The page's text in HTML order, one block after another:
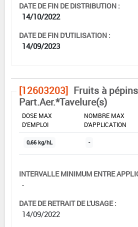
DATE DE FIN DE DISTRIBUTION :
14/10/2022
DATE DE FIN D'UTILISATION :
14/09/2023
[12603203] Fruits à
Part.Aer.*Tavelure(s)
DOSE MAX
D'EMPLOI
NOMBRE MAX
D'APPLICATION
0,66 kg/hL -
INTERVALLE MINIMUM ENTRE
-
DATE DE RETRAIT DE L'USAGE :
14/09/2022